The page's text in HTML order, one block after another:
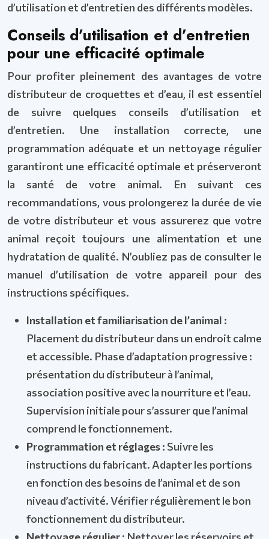
d’utilisation et d’entretien des différents modèles.
Conseils d’utilisation et d’entretien
pour une efficacité optimale
Pour profiter pleinement des avantages de votre
distributeur de croquettes et d’eau, il est essentiel
de suivre quelques conseils d’utilisation et
d’entretien. Une installation correcte, une
programmation adéquate et un nettoyage régulier
garantiront une efficacité optimale et préserveront
la santé de votre animal. En suivant ces
recommandations, vous prolongerez la durée de vie
de votre distributeur et vous assurerez que votre
animal reçoit toujours une alimentation et une
hydratation de qualité. N’oubliez pas de consulter le
manuel d’utilisation de votre appareil pour des
instructions spécifiques.
Installation et familiarisation de l’animal :
Placement du distributeur dans un endroit calme
et accessible. Phase d’adaptation progressive :
présentation du distributeur à l’animal,
association positive avec la nourriture et l’eau.
Supervision initiale pour s’assurer que l’animal
comprend le fonctionnement.
Programmation et réglages : Suivre les
instructions du fabricant. Adapter les portions
en fonction des besoins de l’animal et de son
niveau d’activité. Vérifier régulièrement le bon
fonctionnement du distributeur.